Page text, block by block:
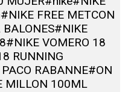
#NIKE FREE METCON
#NIKE
#NIKE VOMERO 18
RUNNING
RABANNE#ON
MILLON 100ML